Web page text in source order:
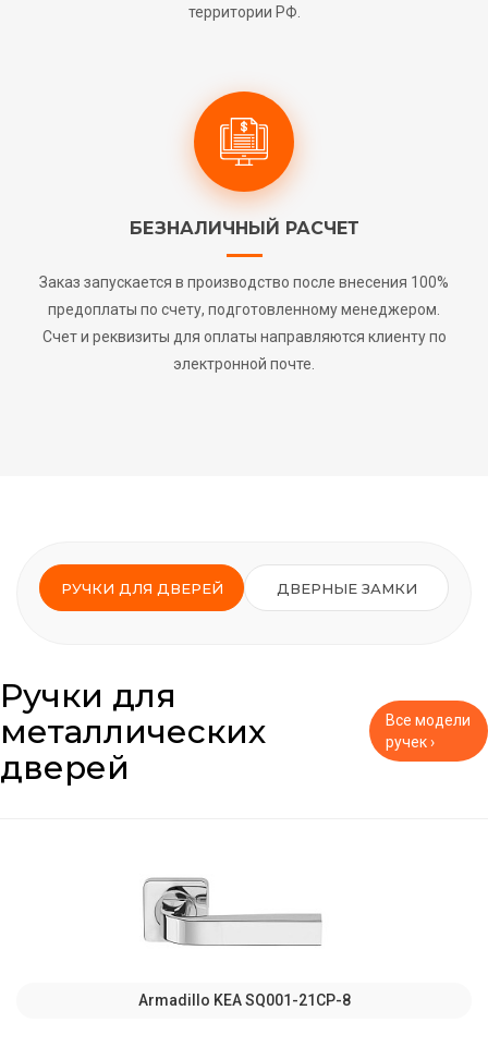
территории РФ.
БЕЗНАЛИЧНЫЙ РАСЧЕТ
Заказ запускается в производство после внесения 100%
предоплаты по счету, подготовленному менеджером.
Счет и реквизиты для оплаты направляются клиенту по
электронной почте.
РУЧКИ ДЛЯ ДВЕРЕЙ ДВЕРНЫЕ ЗАМКИ
Ручки для
металлических
дверей
Все модели
ручек ›
Armadillo KEA SQ001-21CP-8